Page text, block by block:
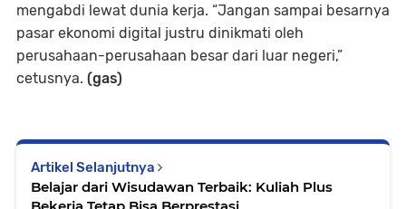
mengabdi lewat dunia kerja. “Jangan sampai besarnya
pasar ekonomi digital justru dinikmati oleh
perusahaan-perusahaan besar dari luar negeri,”
cetusnya. (gas)
Artikel Selanjutnya
Belajar dari Wisudawan Terbaik: Kuliah Plus